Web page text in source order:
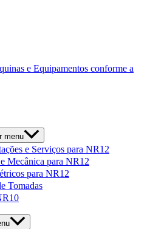
e Equipamentos conforme a
menu
e Serviços para NR12
Mecânica para NR12
para NR12
Tomadas